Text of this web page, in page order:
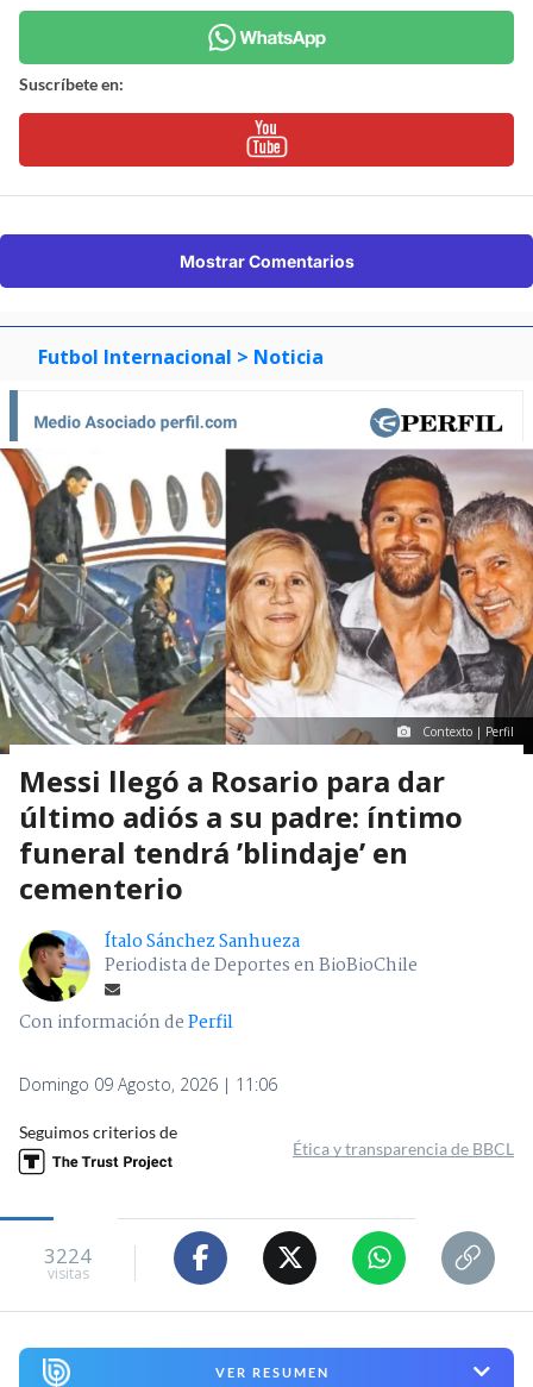
Suscríbete en:
Mostrar Comentarios
Futbol Internacional > Noticia
Contexto | Perfil
Messi llegó a Rosario para dar
último adiós a su padre: íntimo
funeral tendrá ’blindaje’ en
cementerio
Ítalo Sánchez Sanhueza
Periodista de Deportes en BioBioChile
Con información dePerfil
Domingo 09 Agosto, 2026 | 11:06
Seguimos criterios de
Ética y transparencia de BBCL
3224
visitas
VER RESUMEN